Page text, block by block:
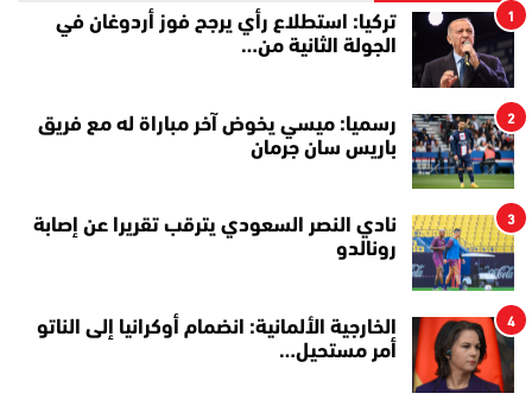
1
تركيا: استطلاع رأي يرجح فوز أردوغان في
الجولة الثانية من…
2
رسميا: ميسي يخوض آخر مباراة له مع فريق
باريس سان جرمان
3
نادي النصر السعودي يترقب تقريرا عن إصابة
رونالدو
4
الخارجية الألمانية: انضمام أوكرانيا إلى الناتو
أمر مستحيل…